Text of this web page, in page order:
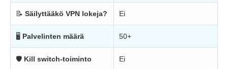
📝 Säilyttääkö VPN lokeja? Ei
🖥 Palvelinten määrä 50+
🛡 Kill switch-toiminto Ei